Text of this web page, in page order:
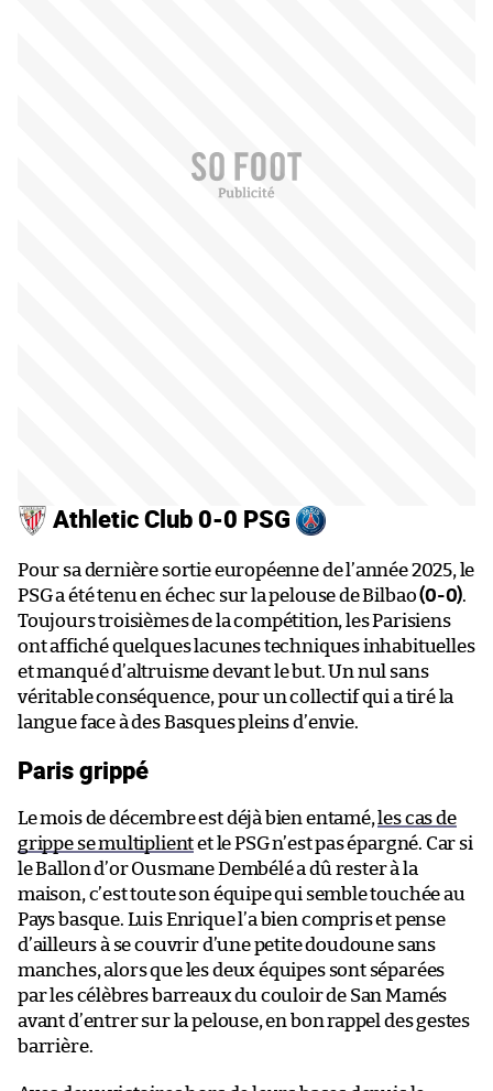
Athletic Club 0-0 PSG
Pour sa dernière sortie européenne de l’année 2025, le
PSG a été tenu en échec sur la pelouse de Bilbao(0-0).
Toujours troisièmes de la compétition, les Parisiens
ont affiché quelques lacunes techniques inhabituelles
et manqué d’altruisme devant le but. Un nul sans
véritable conséquence, pour un collectif qui a tiré la
langue face à des Basques pleins d’envie.
Paris grippé
Le mois de décembre est déjà bien entamé, les cas de
grippe se multiplientet le PSG n’est pas épargné. Car si
le Ballon d’or Ousmane Dembélé a dû rester à la
maison, c’est toute son équipe qui semble touchée au
Pays basque. Luis Enrique l’a bien compris et pense
d’ailleurs à se couvrir d’une petite doudoune sans
manches, alors que les deux équipes sont séparées
par les célèbres barreaux du couloir de San Mamés
avant d’entrer sur la pelouse, en bon rappel des gestes
barrière.